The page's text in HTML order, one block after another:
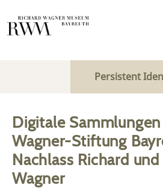
Persistent
Digitale
Wagner-Stiftung
Nachlass Richard
Wagner